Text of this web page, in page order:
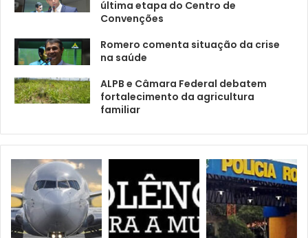
última etapa do Centro de
Convenções
Romero comenta situação da crise
na saúde
ALPB e Câmara Federal debatem
fortalecimento da agricultura
familiar